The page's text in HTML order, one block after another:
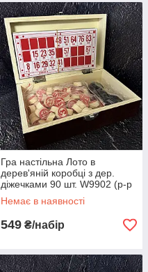
Гра настільна Лото в
дерев'яній коробці з дер.
діжечками 90 шт. W9902 (р-р
24x10x7,5см) бордовий
Немає в наявності
549 ₴/набір